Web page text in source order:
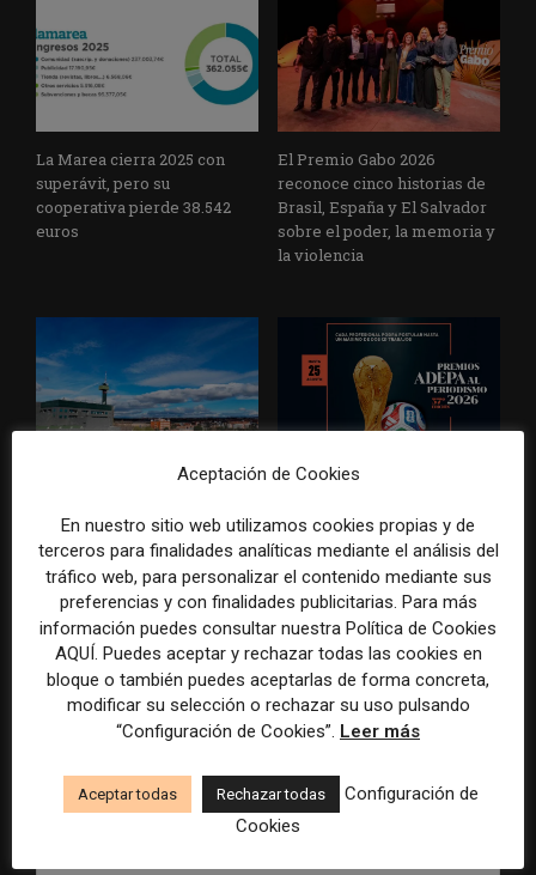
La Marea cierra 2025 con
superávit, pero su
cooperativa pierde 38.542
euros
El Premio Gabo 2026
reconoce cinco historias de
Brasil, España y El Salvador
sobre el poder, la memoria y
la violencia
Radio Televisión Madrid
control para el uso de la
inteligencia artificial
ADEPA crea un premio
cobertura periodística del
Mundial 2026
DEJA UNA RESPUESTA
Aceptación de Cookies
En nuestro sitio web utilizamos cookies propias y de
terceros para finalidades analíticas mediante el análisis del
tráfico web, para personalizar el contenido mediante sus
preferencias y con finalidades publicitarias. Para más
información puedes consultar nuestra Política de Cookies
AQUÍ. Puedes aceptar y rechazar todas las cookies en
bloque o también puedes aceptarlas de forma concreta,
modificar su selección o rechazar su uso pulsando
“Configuración de Cookies”. Leer más
Aceptar todas Rechazar todas
Configuración de
Cookies